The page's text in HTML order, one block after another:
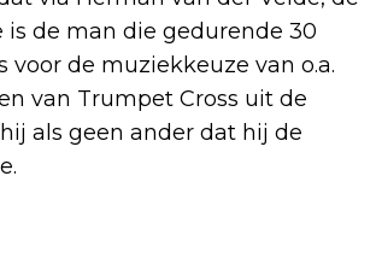
is de man die gedurende 30
de muziekkeuze van o.a.
van Trumpet Cross uit de
als geen ander dat hij de